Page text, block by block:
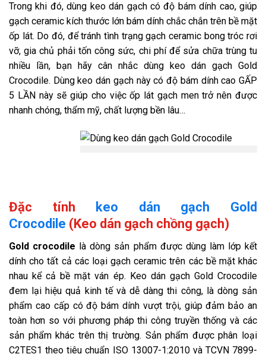
Trong khi đó, dùng keo dán gạch có độ bám dính cao, giúp
gạch ceramic kích thước lớn bám dính chắc chắn trên bề mặt
ốp lát. Do đó, để tránh tình trạng gạch ceramic bong tróc rơi
vỡ, gia chủ phải tốn công sức, chi phí để sửa chữa trùng tu
nhiều lần, bạn hãy cân nhắc dùng keo dán gạch Gold
Crocodile. Dùng keo dán gạch này có độ bám dính cao GẤP
5 LẦN này sẽ giúp cho việc ốp lát gạch men trở nên được
nhanh chóng, thẩm mỹ, chất lượng bền lâu…
Đặc tính
keo dán gạch Gold
Crocodile (Keo dán gạch chồng gạch)
Gold crocodile là dòng sản phẩm được dùng làm lớp kết
dính cho tất cả các loại gạch ceramic trên các bề mặt khác
nhau kể cả bề mặt ván ép. Keo dán gạch Gold Crocodile
đem lại hiệu quả kinh tế và dễ dàng thi công, là dòng sản
phẩm cao cấp có độ bám dính vượt trội, giúp đảm bảo an
toàn hơn so với phương pháp thi công truyền thống và các
sản phẩm khác trên thị trường. Sản phẩm được phân loại
C2TES1 theo tiêu chuẩn ISO 13007-1:2010 và TCVN 7899-